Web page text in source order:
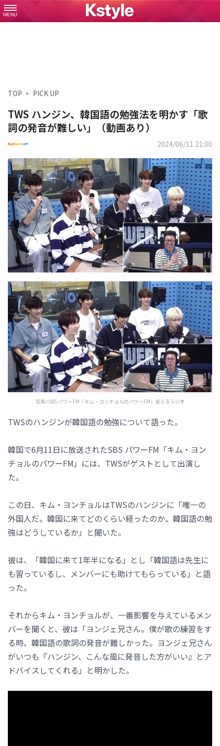
MENU
TOP PICK UP
TWS ハンジン、韓国語の勉強法を明かす「歌
詞の発音が難しい」（動画あり）
2024/06/11 21:00
写真=SBS パワーFM「キム・ヨンチョルのパワーFM」見えるラジオ
TWSのハンジンが韓国語の勉強について語った。
韓国で6月11日に放送されたSBS パワーFM「キム・ヨン
チョルのパワーFM」には、TWSがゲストとして出演し
た。
この日、キム・ヨンチョルはTWSのハンジンに「唯一の
外国人だ。韓国に来てどのくらい経ったのか。韓国語の勉
強はどうしているか」と聞いた。
彼は、「韓国に来て1年半になる」とし「韓国語は先生に
も習っているし、メンバーにも助けてもらっている」と語
った。
それからキム・ヨンチョルが、一番影響を与えているメン
バーを聞くと、彼は「ヨンジェ兄さん。僕が歌の練習をす
る時、韓国語の歌詞の発音が難しかった。ヨンジェ兄さん
がいつも『ハンジン、こんな風に発音した方がいい』とア
ドバイスしてくれる」と明かした。